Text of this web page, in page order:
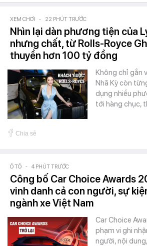
XEM CHƠI - 22 PHÚT TRƯỚC
Nhìn lại dàn phương tiện của
nhưng chất, từ Rolls-Royce
thuyền hơn 100 tỷ đồng
Không chỉ gắn
Nhã Kỳ còn
dụng nhiều
tới hàng chục,
Chia sẻ
Ô TÔ - 4 PHÚT TRƯỚC
Công bố Car Choice Awards
vinh danh cả con người, sự
ngành xe Việt Nam
Car Choice
phạm vi ghi
người, nội